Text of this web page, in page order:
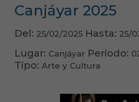
Canjáyar 2025
Del: 25/02/2025 Hasta: 25/
Lugar: Canjáyar Periodo:
Tipo: Arte y Cultura